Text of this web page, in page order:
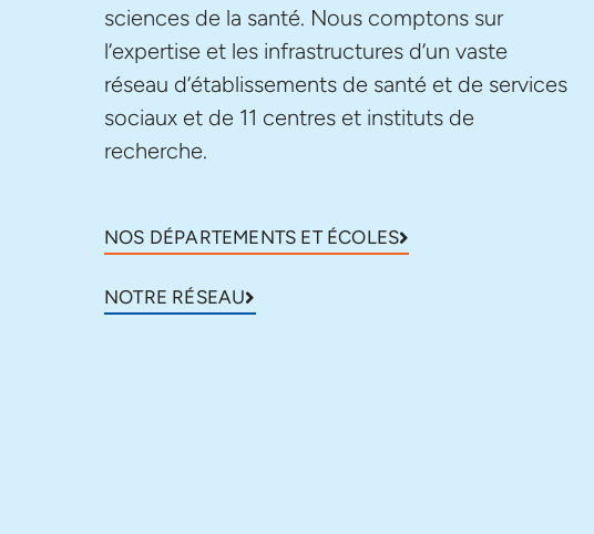
sciences de la santé. Nous comptons sur
l’expertise et les infrastructures d’un vaste
réseau d’établissements de santé et de services
sociaux et de 11 centres et instituts de
recherche.
NOS DÉPARTEMENTS ET ÉCOLES
NOTRE RÉSEAU